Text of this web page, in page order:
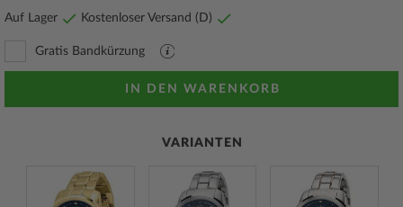
Auf Lager Kostenloser Versand (D)
Gratis BandkürzungPDF
Datei
mit
Erläuterungen
IN DEN WARENKORB
VARIANTEN